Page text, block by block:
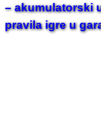
– akumulatorski
pravila igre u